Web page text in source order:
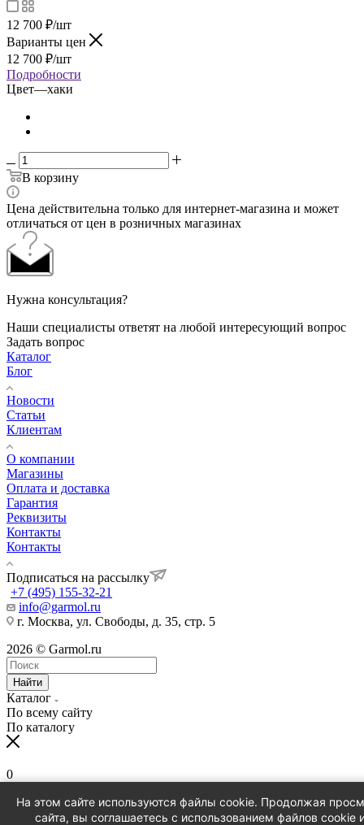
12 700 ₽/шт
Варианты цен
12 700 ₽/шт
Подробности
Цвет—хаки
В корзину
Цена действительна только для интернет-магазина и может
отличаться от цен в розничных магазинах
Нужна консультация?
Наши специалисты ответят на любой интересующий вопрос
Задать вопрос
Каталог
Блог
Новости
Статьи
Клиентам
О компании
Магазины
Оплата и доставка
Гарантия
Реквизиты
Контакты
Контакты
Подписаться на рассылку
+7 (495) 155-32-21
info@garmol.ru
г. Москва, ул. Свободы, д. 35, стр. 5
2026 © Garmol.ru
Найти
Каталог
По всему сайту
По каталогу
0
На этом сайте используются файлы cookie. Продолжая
сайта, вы соглашаетесь с использованием файлов cookie